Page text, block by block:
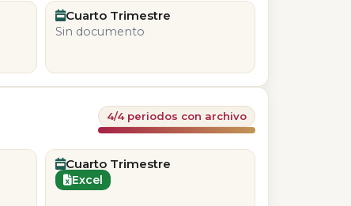
Cuarto Trimestre
Sin documento
4/4 periodos con archivo
Cuarto Trimestre
Excel